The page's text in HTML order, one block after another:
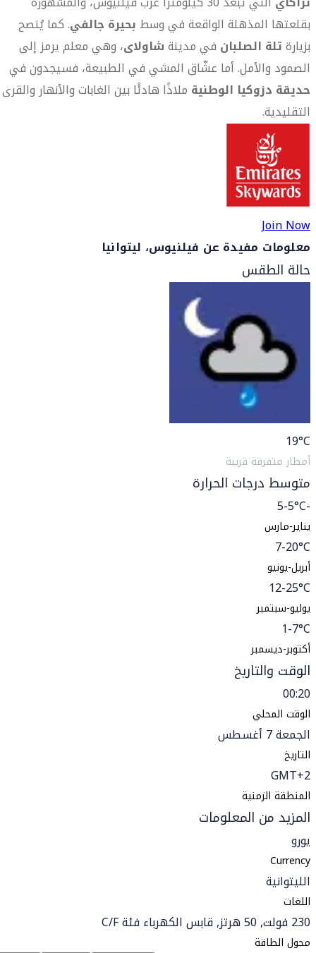
بقلعتها المذهلة الواقعة في وسط بحيرة جالفي. كما يُنصح
بزيارةتلة الصلبان في مدينةشاولاى، وهي معلم يرمز إلى
الصمود والأمل. أما عشّاق المشي في الطبيعة، فسيجدون في
حديقة دزوكيا الوطنية ملاذًا هادئًا بين الغابات والأنهار والقرى
التقليدية.
Join Now
معلومات مفيدة عن فيلنيوس، ليتوانيا
حالة الطقس
19°C
أمطار متفرقة قريبة
متوسط درجات الحرارة
-5-5°C
يناير-مارس
7-20°C
أبريل-يونيو
12-25°C
يوليو-سبتمبر
1-7°C
أكتوبر-ديسمبر
الوقت والتاريخ
00:20
الوقت المحلي
الجمعة 7 أغسطس
التاريخ
GMT+2
المنطقة الزمنية
المزيد من المعلومات
يورو
Currency
الليتوانية
اللغات
230 فولت, 50 هرتز, قابس الكهرباء فئة C/F
محول الطاقة